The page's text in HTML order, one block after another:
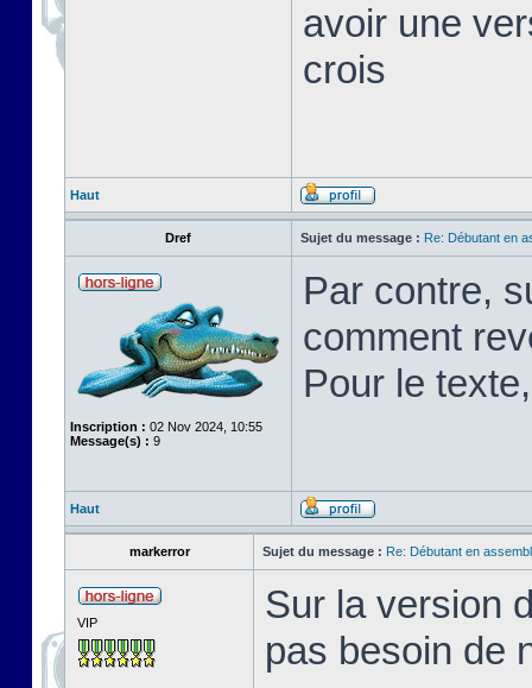
avoir une
crois
Haut
Dref Sujet du message : Re: Débutant en
Inscription : 02 Nov 2024, 10:55
Message(s) : 9
Par contre,
comment
Pour le
Haut
markerror Sujet du message : Re: Débutant en
VIP
Sur la version
pas besoin de